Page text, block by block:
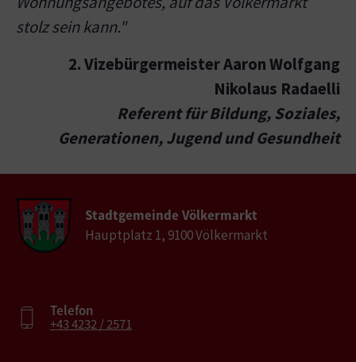
stolz sein kann."
2. Vizebürgermeister Aaron Wolfgang
Nikolaus Radaelli
Referent für Bildung, Soziales,
Generationen, Jugend und Gesundheit
Stadtgemeinde Völkermarkt
Hauptplatz 1, 9100 Völkermarkt
Telefon
+43 4232 / 2571